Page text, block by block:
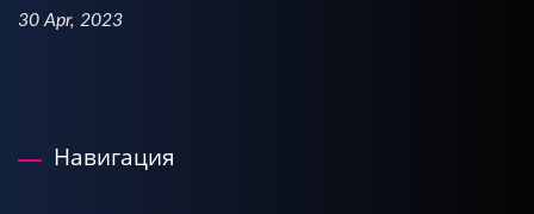
30 Apr, 2023
Навигация